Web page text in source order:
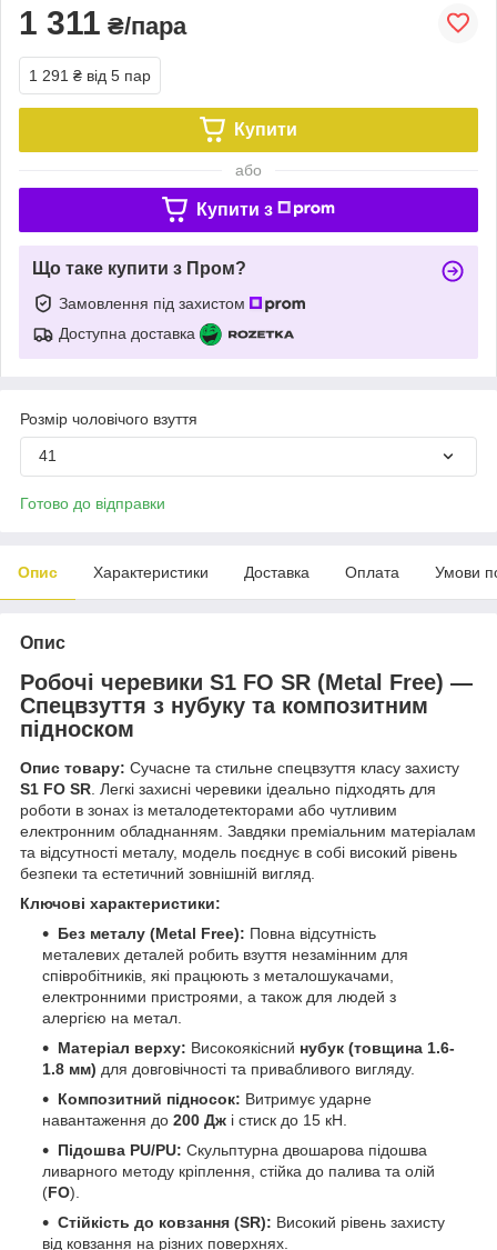
1 311 ₴/пара
1 291 ₴ від 5 пар
Купити
або
Купити з
Що таке купити з Пром?
Замовлення під захистом
Доступна доставка
Розмір чоловічого взуття
41
Готово до відправки
Опис Характеристики Доставка Оплата Умови
Опис
Робочі черевики S1 FO SR (Metal Free) —
Спецвзуття з нубуку та композитним
підноском
Опис товару: Сучасне та стильне спецвзуття класу захисту
S1 FO SR. Легкі захисні черевики ідеально підходять для
роботи в зонах із металодетекторами або чутливим
електронним обладнанням. Завдяки преміальним матеріалам
та відсутності металу, модель поєднує в собі високий рівень
безпеки та естетичний зовнішній вигляд.
Ключові характеристики:
Без металу (Metal Free): Повна відсутність
металевих деталей робить взуття незамінним для
співробітників, які працюють з металошукачами,
електронними пристроями, а також для людей з
алергією на метал.
Матеріал верху: Високоякісний нубук (товщина 1.6-
1.8 мм) для довговічності та привабливого вигляду.
Композитний підносок: Витримує ударне
навантаження до 200 Дж і стиск до 15 кН.
Підошва PU/PU: Скульптурна двошарова підошва
ливарного методу кріплення, стійка до палива та олій
(FO).
Стійкість до ковзання (SR): Високий рівень захисту
від ковзання на різних поверхнях.